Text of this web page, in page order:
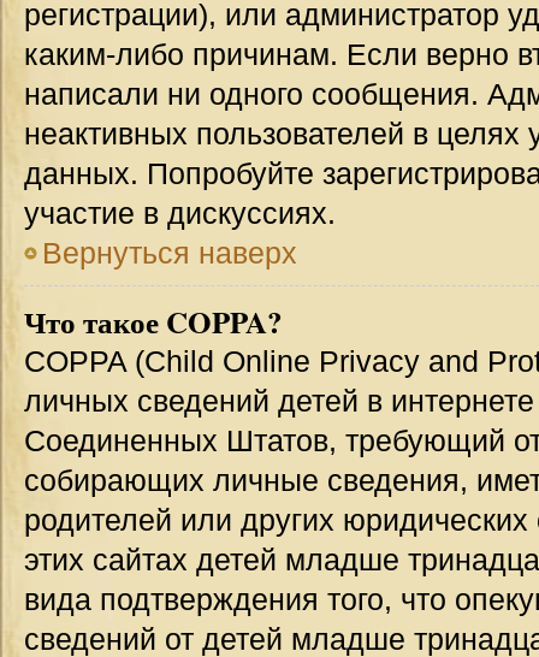
регистрации), или администратор
каким-либо причинам. Если верно
написали ни одного сообщения.
неактивных пользователей в
данных. Попробуйте
участие в дискуссиях.
Вернуться наверх
Что такое COPPA?
COPPA (Child Online Privacy and
личных сведений детей в
Соединенных Штатов, требующий
собирающих личные сведения,
родителей или других
этих сайтах детей младше
вида подтверждения того, что
сведений от детей младше